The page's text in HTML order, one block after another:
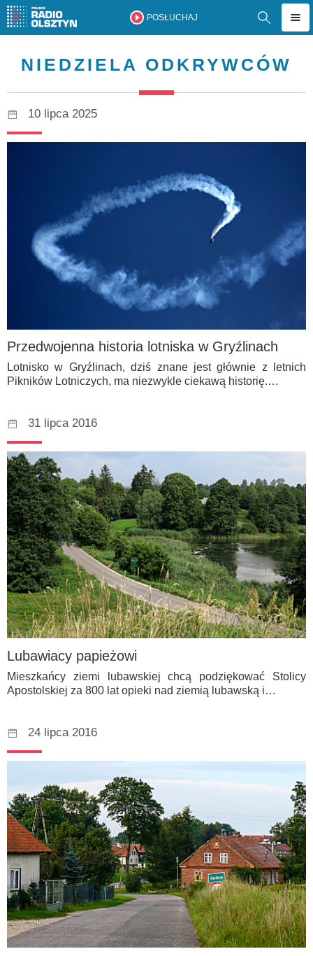
POSŁUCHAJ
NIEDZIELA ODKRYWCÓW
10 lipca 2025
Przedwojenna historia lotniska w Gryźlinach
Lotnisko w Gryźlinach, dziś znane jest głównie z letnich
Pikników Lotniczych, ma niezwykle ciekawą historię.…
31 lipca 2016
Lubawiacy papieżowi
Mieszkańcy ziemi lubawskiej chcą podziękować Stolicy
Apostolskiej za 800 lat opieki nad ziemią lubawską i…
24 lipca 2016